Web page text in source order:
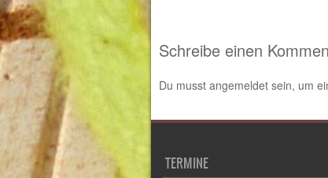
Schreibe einen
Du musst angemeldetsein, um
TERMINE